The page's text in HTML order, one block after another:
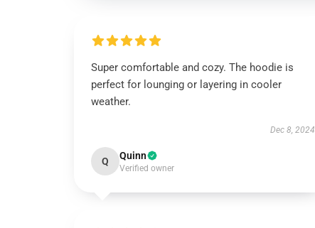
Super comfortable and cozy. The hoodie is
perfect for lounging or layering in cooler
weather.
Dec 8, 2024
Q Quinn
Verified owner